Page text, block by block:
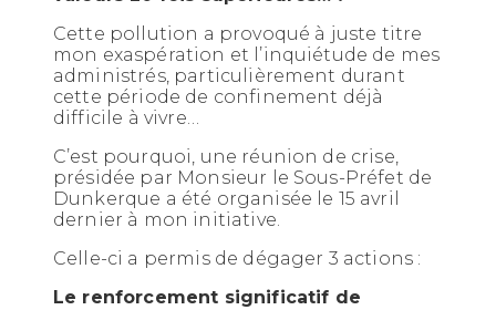
Cette pollution a provoqué à juste titre
mon exaspération et l’inquiétude de mes
administrés, particulièrement durant
cette période de confinement déjà
difficile à vivre…
C’est pourquoi, une réunion de crise,
présidée par Monsieur le Sous-Préfet de
Dunkerque a été organisée le 15 avril
dernier à mon initiative.
Celle-ci a permis de dégager 3 actions :
Le renforcement significatif de